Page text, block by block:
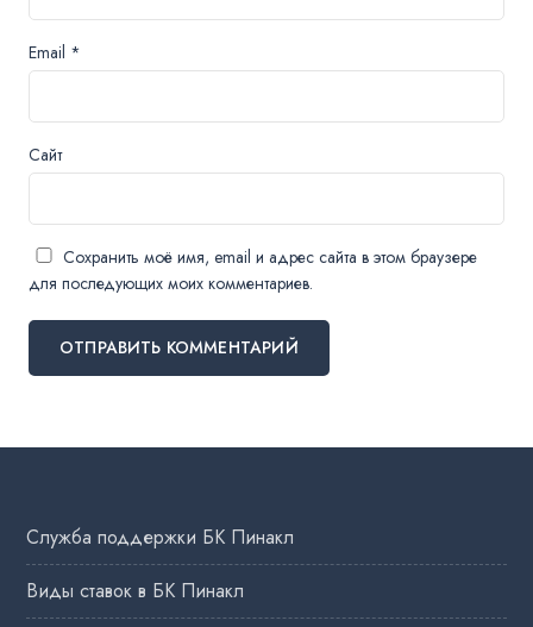
Email *
Сайт
Сохранить моё имя, email и адрес сайта в этом браузере
для последующих моих комментариев.
Служба поддержки БК Пинакл
Виды ставок в БК Пинакл